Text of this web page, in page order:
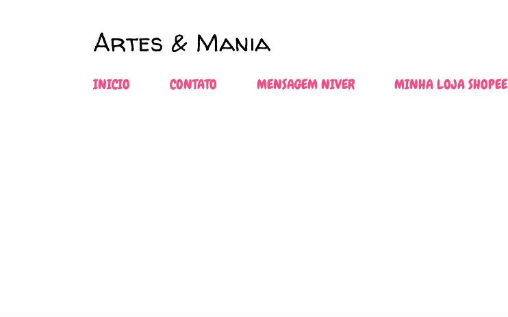
Artes & Mania
INICIO CONTATO MENSAGEM NIVER MINHA LOJA SHOPEE